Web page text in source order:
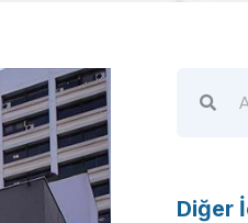
Diğer